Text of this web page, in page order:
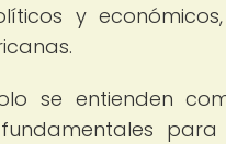
y
se entienden